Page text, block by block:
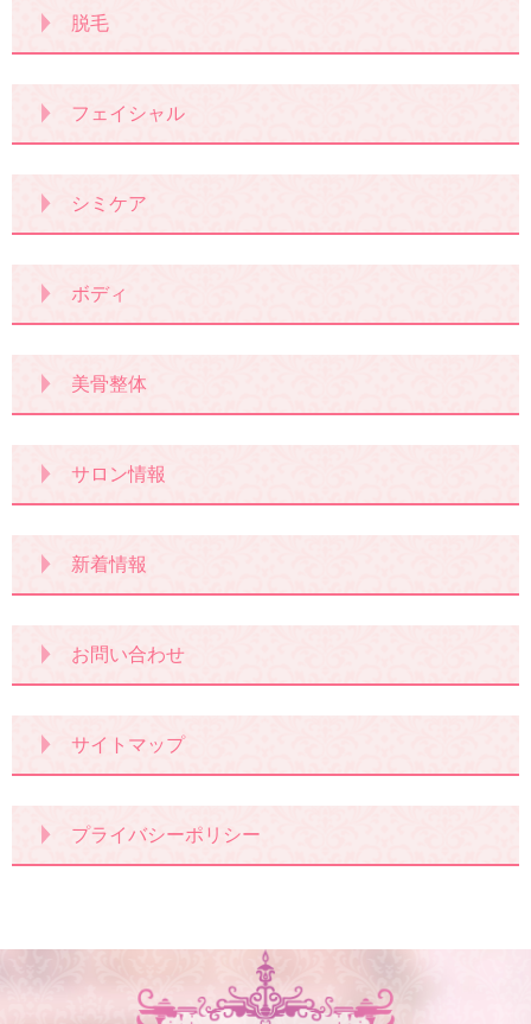
脱毛
フェイシャル
シミケア
ボディ
美骨整体
サロン情報
新着情報
お問い合わせ
サイトマップ
プライバシーポリシー